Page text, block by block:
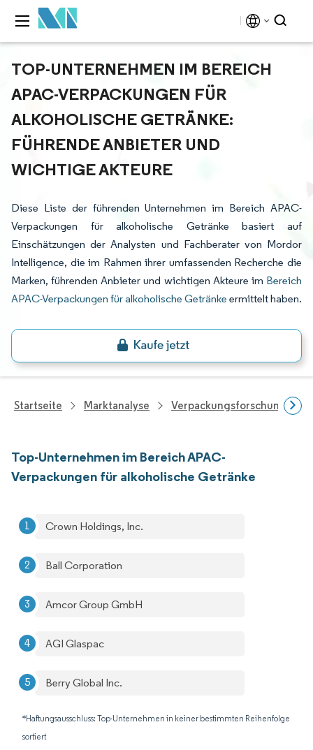
TOP-UNTERNEHMEN IM BEREICH
APAC-VERPACKUNGEN FÜR
ALKOHOLISCHE GETRÄNKE:
FÜHRENDE ANBIETER UND
WICHTIGE AKTEURE
Diese Liste der führenden Unternehmen im Bereich APAC-
Verpackungen für alkoholische Getränke basiert auf
Einschätzungen der Analysten und Fachberater von Mordor
Intelligence, die im Rahmen ihrer umfassenden Recherche die
Marken, führenden Anbieter und wichtigen Akteure im Bereich
APAC-Verpackungen für alkoholische Getränke ermittelt haben.
Startseite Marktanalyse Verpackungsforschung
Top-Unternehmen im Bereich APAC-
Verpackungen für alkoholische Getränke
Crown Holdings, Inc.
Ball Corporation
Amcor Group GmbH
AGI Glaspac
Berry Global Inc.
*Haftungsausschluss: Top-Unternehmen in keiner bestimmten Reihenfolge
sortiert